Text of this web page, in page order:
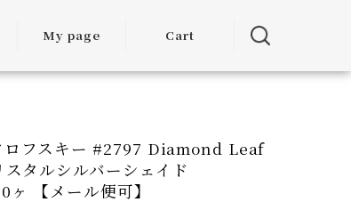
My page Cart
ロフスキー #2797 Diamond Leaf
タルシルバーシェイド
【メール便可】